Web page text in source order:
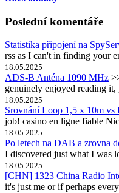
Poslední komentáře
Statistika připojení na
rss as I can't in finding your
18.05.2025
ADS-B Anténa 1090 MHz
genuinely enjoyed reading it,
18.05.2025
Srovnání Loop 1,5 x 10m vs
job! casino en ligne fiable
18.05.2025
Po letech na DAB a zrovna
I discovered just what I was
18.05.2025
[CHN] 1323 China Radio
it's just me or if perhaps